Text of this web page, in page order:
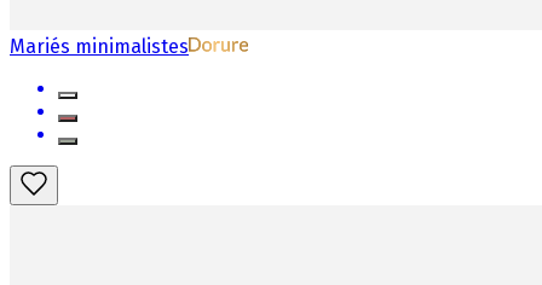
Mariés minimalistes